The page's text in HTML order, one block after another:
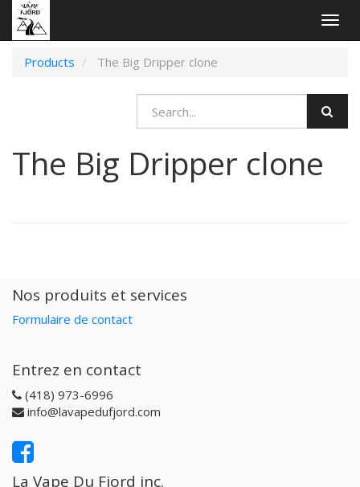
Products
The Big Dripper clone
The Big Dripper clone
Nos produits et services
Formulaire de contact
Entrez en contact
(418) 973-6996
info@lavapedufjord.com
La Vape Du Fjord inc.